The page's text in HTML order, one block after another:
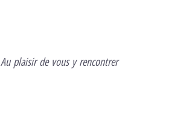
Au plaisir de vous y rencontrer